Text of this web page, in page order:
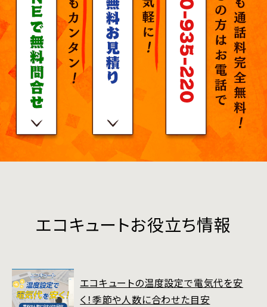
エコキュートお役立ち情報
エコキュートの温度設定で電気代を安
く！季節や人数に合わせた目安